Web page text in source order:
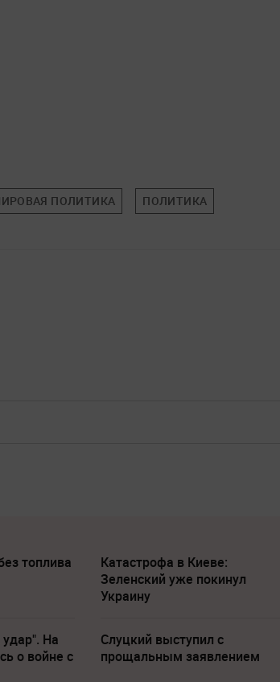
ПОЛИТИКА ПОЛИТИКА
топлива
Катастрофа в Киеве:
Зеленский уже покинул
Украину
На
о войне с
Слуцкий выступил с
прощальным заявлением